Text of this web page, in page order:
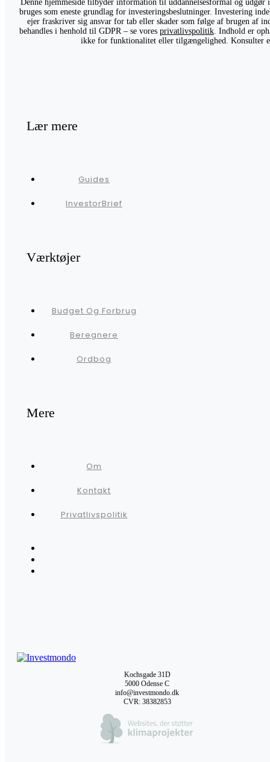
Denne hjemmeside tilbyder information til uddannelsesformål og
bruges som eneste grundlag for investeringsbeslutninger. Investering
ejer fraskriver sig ansvar for tab eller skader som følge af brugen af
behandles i henhold til GDPR – se vores privatlivspolitik. Indhold er
ikke for funktionalitet eller tilgængelighed. Konsulter
Lær mere
Guides
InvestorBrief
Værktøjer
Budget Og Forbrug
Beregnere
Ordbog
Mere
Om
Kontakt
Privatlivspolitik
Kochsgade 31D
5000 Odense C
info@investmondo.dk
CVR: 38382853